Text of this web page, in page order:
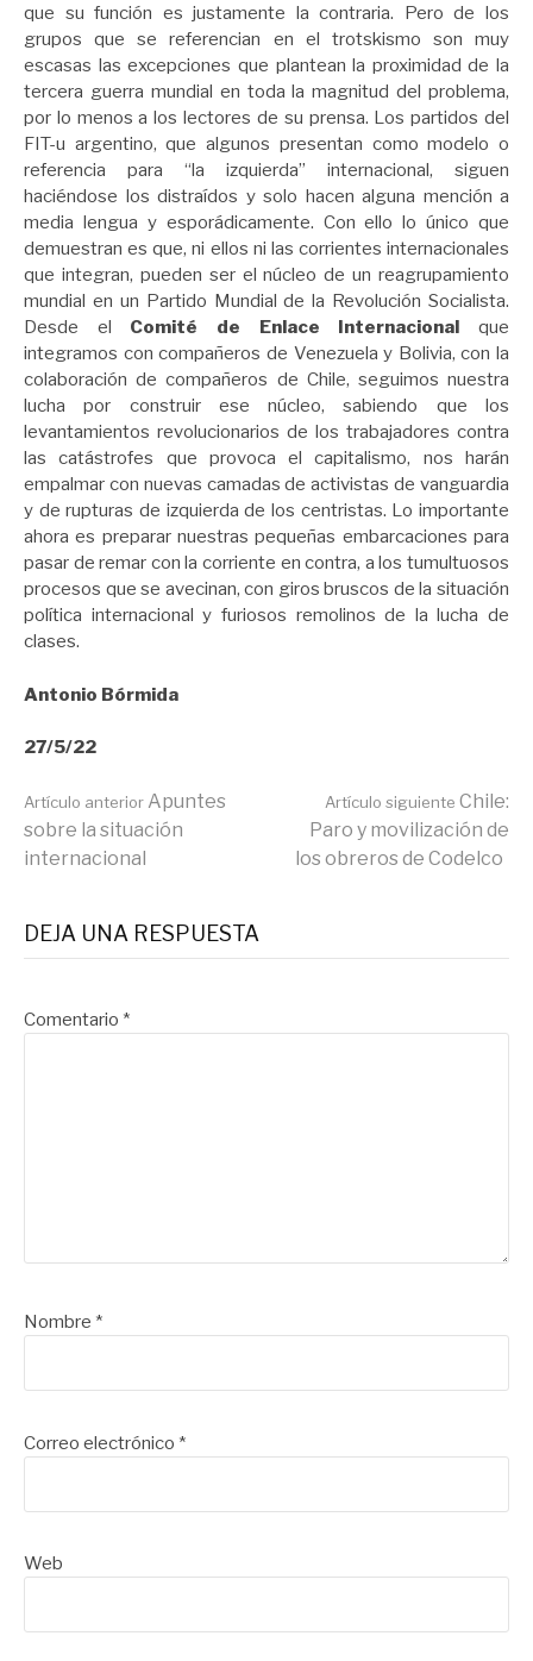
que su función es justamente la contraria. Pero de los
grupos que se referencian en el trotskismo son muy
escasas las excepciones que plantean la proximidad de la
tercera guerra mundial en toda la magnitud del problema,
por lo menos a los lectores de su prensa. Los partidos del
FIT-u argentino, que algunos presentan como modelo o
referencia para “la izquierda” internacional, siguen
haciéndose los distraídos y solo hacen alguna mención a
media lengua y esporádicamente. Con ello lo único que
demuestran es que, ni ellos ni las corrientes internacionales
que integran, pueden ser el núcleo de un reagrupamiento
mundial en un Partido Mundial de la Revolución Socialista.
Desde el Comité de Enlace Internacional que
integramos con compañeros de Venezuela y Bolivia, con la
colaboración de compañeros de Chile, seguimos nuestra
lucha por construir ese núcleo, sabiendo que los
levantamientos revolucionarios de los trabajadores contra
las catástrofes que provoca el capitalismo, nos harán
empalmar con nuevas camadas de activistas de vanguardia
y de rupturas de izquierda de los centristas. Lo importante
ahora es preparar nuestras pequeñas embarcaciones para
pasar de remar con la corriente en contra, a los tumultuosos
procesos que se avecinan, con giros bruscos de la situación
política internacional y furiosos remolinos de la lucha de
clases.
Antonio Bórmida
27/5/22
Seguir
Artículo anterior Apuntes
sobre la situación
internacional
Artículo siguiente Chile:
Paro y movilización de
los obreros de Codelco
DEJA UNA RESPUESTA
Comentario *
Nombre *
Correo electrónico *
Web